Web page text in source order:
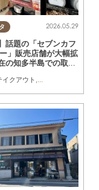
,阿久比町,半田市
, 観光,まとめ記事
2026.05.29
話題の「セブンカフ
」販売店舗が大幅拡
の知多半島での取り
イクアウト ,まちネタ